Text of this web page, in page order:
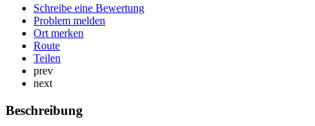
Schreibe eine Bewertung
Problem melden
Ort merken
Route
Teilen
prev
next
Beschreibung